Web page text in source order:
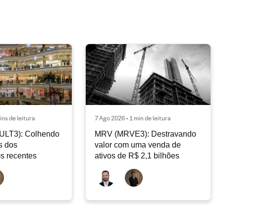
de leitura
Colhendo
dos
recentes
7 Ago 2026 • 1 min de leitura
MRV (MRVE3): Destravando
valor com uma venda de
ativos de R$ 2,1 bilhões